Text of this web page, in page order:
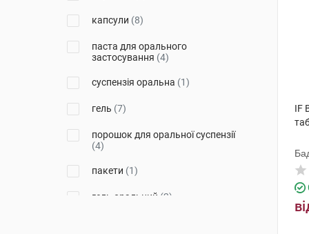
Елемент здоров'я
Київфармгруп
капсули (8)
паста для орального
застосування (4)
суспензія оральна (1)
гель (7)
порошок для оральної суспензії
(4)
пакети (1)
гель оральний (2)
IF